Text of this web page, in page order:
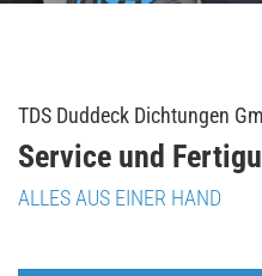
TDS Duddeck Dichtungen
Service und
ALLES AUS EINER HAND